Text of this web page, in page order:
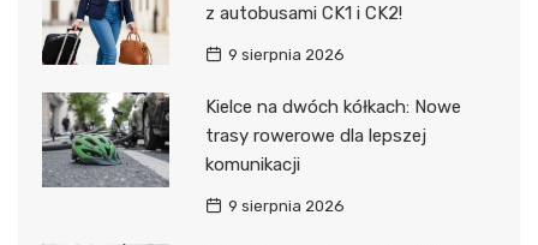
z autobusami CK1 i CK2!
9 sierpnia 2026
Kielce na dwóch kółkach: Nowe
trasy rowerowe dla lepszej
komunikacji
9 sierpnia 2026